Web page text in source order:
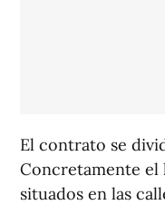
El contrato se
Concretamente el
situados en las